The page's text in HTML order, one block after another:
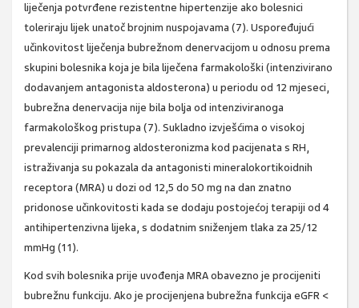
liječenja potvrđene rezistentne hipertenzije ako bolesnici
toleriraju lijek unatoč brojnim nuspojavama (7). Uspoređujući
učinkovitost liječenja bubrežnom denervacijom u odnosu prema
skupini bolesnika koja je bila liječena farmakološki (intenzivirano
dodavanjem antagonista aldosterona) u periodu od 12 mjeseci,
bubrežna denervacija nije bila bolja od intenziviranoga
farmakološkog pristupa (7). Sukladno izvješćima o visokoj
prevalenciji primarnog aldosteronizma kod pacijenata s RH,
istraživanja su pokazala da antagonisti mineralokortikoidnih
receptora (MRA) u dozi od 12,5 do 50 mg na dan znatno
pridonose učinkovitosti kada se dodaju postojećoj terapiji od 4
antihipertenzivna lijeka, s dodatnim sniženjem tlaka za 25/12
mmHg (11).
Kod svih bolesnika prije uvođenja MRA obavezno je procijeniti
bubrežnu funkciju. Ako je procijenjena bubrežna funkcija eGFR <